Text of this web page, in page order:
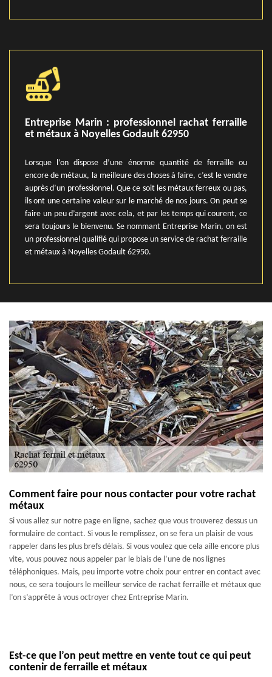
Entreprise Marin : professionnel rachat ferraille
et métaux à Noyelles Godault 62950
Lorsque l’on dispose d’une énorme quantité de ferraille ou
encore de métaux, la meilleure des choses à faire, c’est le vendre
auprès d’un professionnel. Que ce soit les métaux ferreux ou pas,
ils ont une certaine valeur sur le marché de nos jours. On peut se
faire un peu d’argent avec cela, et par les temps qui courent, ce
sera toujours le bienvenu. Se nommant Entreprise Marin, on est
un professionnel qualifié qui propose un service de rachat ferraille
et métaux à Noyelles Godault 62950.
Comment faire pour nous contacter pour votre rachat
métaux
Si vous allez sur notre page en ligne, sachez que vous trouverez dessus un
formulaire de contact. Si vous le remplissez, on se fera un plaisir de vous
rappeler dans les plus brefs délais. Si vous voulez que cela aille encore plus
vite, vous pouvez nous appeler par le biais de l’une de nos lignes
téléphoniques. Mais, peu importe votre choix pour entrer en contact avec
nous, ce sera toujours le meilleur service de rachat ferraille et métaux que
l’on s’apprête à vous octroyer chez Entreprise Marin.
Est-ce que l’on peut mettre en vente tout ce qui peut
contenir de ferraille et métaux